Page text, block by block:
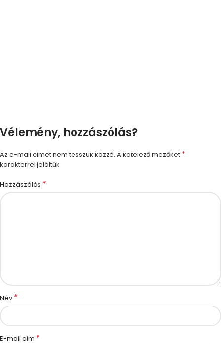
Vélemény, hozzászólás?
Az e-mail címet nem tesszük közzé. A kötelező mezőket *
karakterrel jelöltük
Hozzászólás *
Név *
E-mail cím *